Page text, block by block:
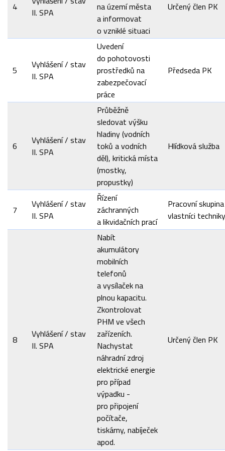
4
II. SPA
na území města
a informovat
o vzniklé situaci
Určený člen PK
5
Vyhlášení / stav
II. SPA
Uvedení
do pohotovosti
prostředků na
zabezpečovací
práce
Předseda PK
6
Vyhlášení / stav
II. SPA
Průběžně
sledovat výšku
hladiny (vodních
toků a vodních
děl), kritická místa
(mostky,
propustky)
Hlídková služba
7
Vyhlášení / stav
II. SPA
Řízení
záchranných
a likvidačních prací
Pracovní
vlastníci
8
Vyhlášení / stav
II. SPA
Nabít
akumulátory
mobilních
telefonů
a vysílaček na
plnou kapacitu.
Zkontrolovat
PHM ve všech
zařízeních.
Nachystat
náhradní zdroj
elektrické energie
pro případ
výpadku -
pro připojení
počítače,
tiskárny, nabíječek
apod.
Určený člen PK